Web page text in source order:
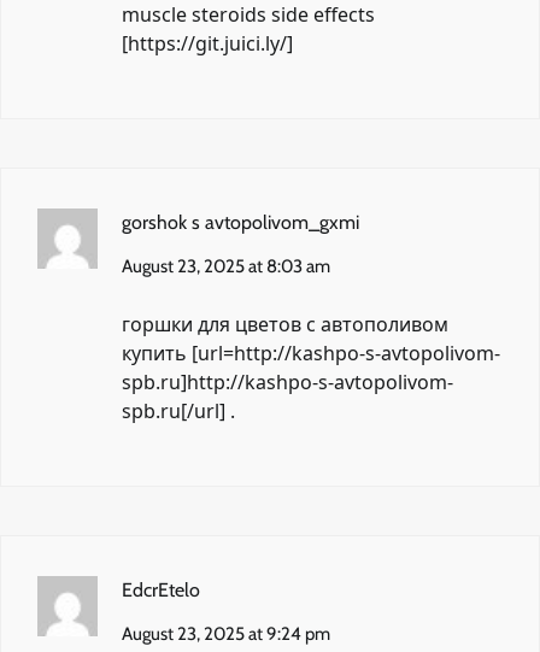
muscle steroids side effects
[https://git.juici.ly/]
gorshok s avtopolivom_gxmi
August 23, 2025 at 8:03 am
горшки для цветов с автополивом
купить [url=http://kashpo-s-avtopolivom-
spb.ru]http://kashpo-s-avtopolivom-
spb.ru[/url] .
EdcrEtelo
August 23, 2025 at 9:24 pm